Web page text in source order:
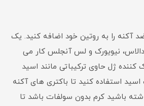
آکنه را به روتین خود اضافه کنید. یک
نیویورک و لس آنجلس کار می
کننده ژل حاوی ترکیباتی مانند اسید
استفاده کنید تا باکتری های آکنه
باشید کرم بدون سولفات باشد تا